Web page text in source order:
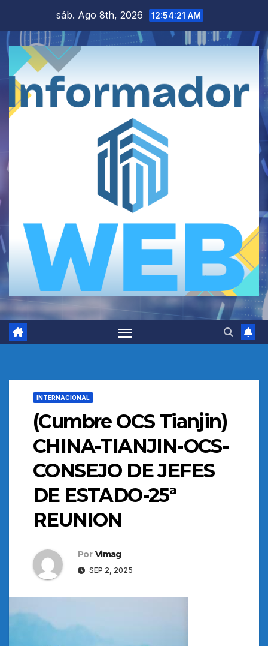
contenido
sáb. Ago 8th, 2026 12:54:21 AM
INTERNACIONAL
(Cumbre OCS Tianjin)
CHINA-TIANJIN-OCS-
CONSEJO DE JEFES
DE ESTADO-25ª
REUNION
Por Vimag
SEP 2, 2025